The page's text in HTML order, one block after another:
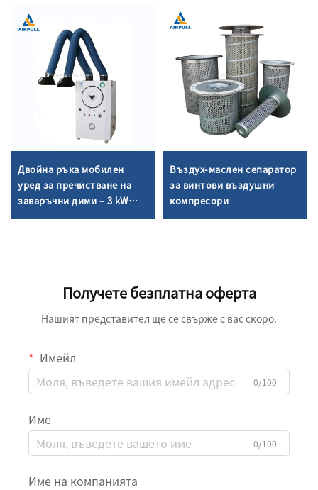
Двойна ръка мобилен
уред за пречистване на
заваръчни дими – 3 kW
Въздух-маслен сепаратор
за винтови въздушни
компресори
Получете безплатна оферта
Нашият представител ще се свърже с вас скоро.
Имейл
0/100
Име
0/100
Име на компанията